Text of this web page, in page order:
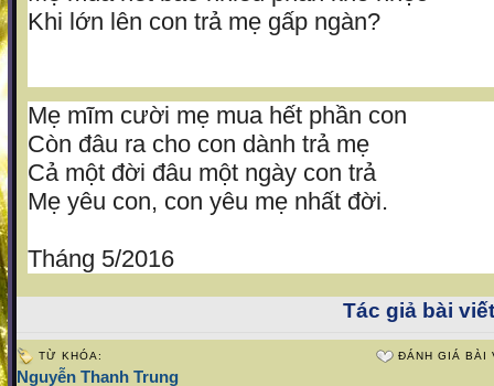
Khi lớn lên con trả mẹ gấp ngàn?
Mẹ mĩm cười mẹ mua hết phần con
Còn đâu ra cho con dành trả mẹ
Cả một đời đâu một ngày con trả
Mẹ yêu con, con yêu mẹ nhất đời.
Tháng 5/2016
Tác giả bài
TỪ KHÓA:
Nguyễn Thanh Trung
ĐÁNH GIÁ BÀI